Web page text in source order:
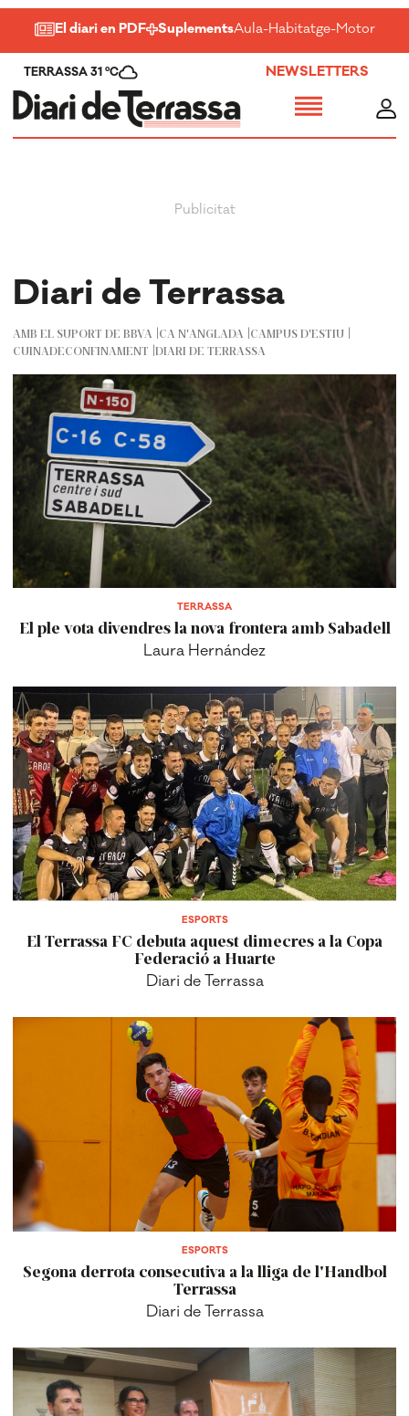
El diari en PDF SuplementsAula-Habitatge-Motor-
TERRASSA 31 ºC NEWSLETTERS
Diari de Terrassa
AMB EL SUPORT DE BBVA CA N'ANGLADA CAMPUS D'ESTIU
CUINADECONFINAMENT DIARI DE TERRASSA
TERRASSA
El ple vota divendres la nova frontera amb Sabadell
Laura Hernández
ESPORTS
El Terrassa FC debuta aquest dimecres a la Copa
Federació a Huarte
Diari de Terrassa
ESPORTS
Segona derrota consecutiva a la lliga de l'Handbol
Terrassa
Diari de Terrassa